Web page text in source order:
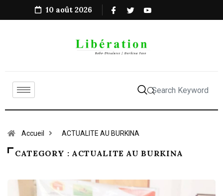
10 août 2026
Accueil ACTUALITE AU BURKINA
CATEGORY : ACTUALITE AU BURKINA